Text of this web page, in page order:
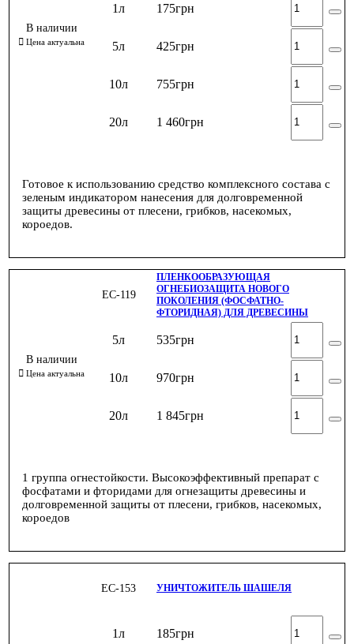
1л 175грн
5л 425грн
10л 755грн
20л 1 460грн
Готовое к использованию средство комплексного состава с
зеленым индикатором нанесения для долговременной
защиты древесины от плесени, грибков, насекомых,
короедов.
ЕС-119
ПЛЕНКООБРАЗУЮЩАЯ
ОГНЕБИОЗАЩИТА НОВОГО
ПОКОЛЕНИЯ (ФОСФАТНО-
ФТОРИДНАЯ) ДЛЯ ДРЕВЕСИНЫ
5л 535грн
10л 970грн
20л 1 845грн
1 группа огнестойкости. Высокоэффективный препарат с
фосфатами и фторидами для огнезащиты древесины и
долговременной защиты от плесени, грибков, насекомых,
короедов
ЕС-153 УНИЧТОЖИТЕЛЬ ШАШЕЛЯ
1л 185грн